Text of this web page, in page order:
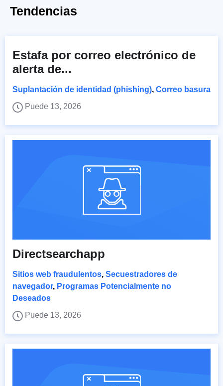
Tendencias
Estafa por correo electrónico de
alerta de...
Suplantación de identidad (phishing), Correo basura
Puede 13, 2026
Directsearchapp
Sitios web fraudulentos, Secuestradores de
navegador, Programas Potencialmente no
Deseados
Puede 13, 2026